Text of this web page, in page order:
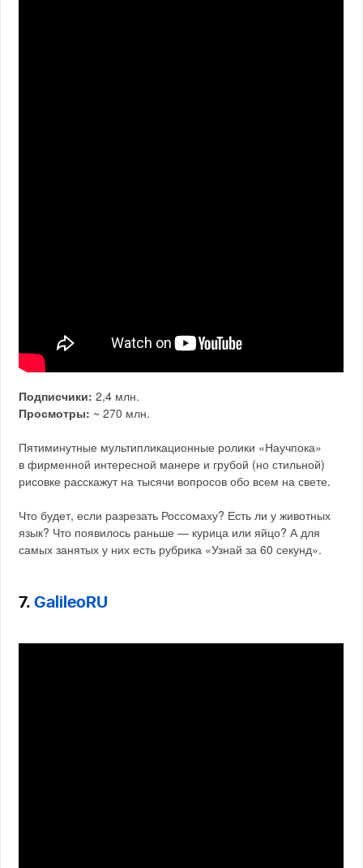
Подписчики: 2,4 млн.
Просмотры: ~ 270 млн.
Пятиминутные мультипликационные ролики «Научпока»
в фирменной интересной манере и грубой (но стильной)
рисовке расскажут на тысячи вопросов обо всем на свете.
Что будет, если разрезать Россомаху? Есть ли у животных
язык? Что появилось раньше — курица или яйцо? А для
самых занятых у них есть рубрика «Узнай за 60 секунд».
7.GalileoRU